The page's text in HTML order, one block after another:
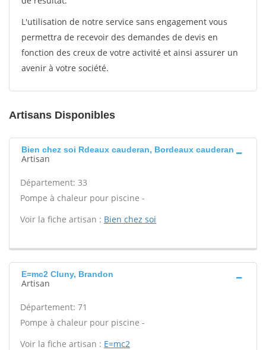
L'utilisation de notre service sans engagement vous
permettra de recevoir des demandes de devis en
fonction des creux de votre activité et ainsi assurer un
avenir à votre société.
Artisans Disponibles
Bien chez soi Rdeaux cauderan, Bordeaux cauderan
Artisan
Département: 33
Pompe à chaleur pour piscine -
Voir la fiche artisan : Bien chez soi
E=mc2 Cluny, Brandon
Artisan
Département: 71
Pompe à chaleur pour piscine -
Voir la fiche artisan : E=mc2